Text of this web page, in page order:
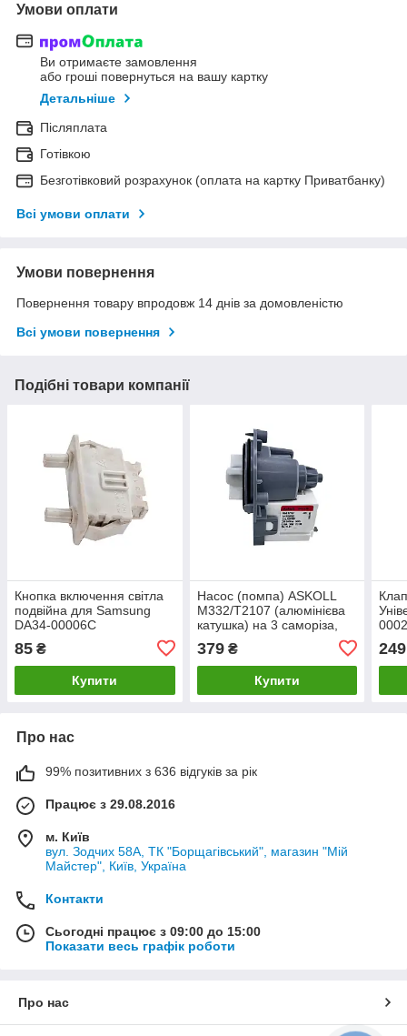
Умови оплати
Ви отримаєте замовлення
або гроші повернуться на вашу картку
Детальніше
Післяплата
Готівкою
Безготівковий розрахунок (оплата на картку Приватбанку)
Всі умови оплати
Умови повернення
Повернення товару впродовж 14 днів за домовленістю
Всі умови повернення
Подібні товари компанії
Кнопка включення світла
подвійна для Samsung
DA34-00006C
85 ₴
Купити
Насос (помпа) ASKOLL
M332/T2107 (алюмінієва
катушка) на 3 саморіза,
379₴
Купити
249
Про нас
99% позитивних з 636 відгуків за рік
Працює з 29.08.2016
м. Київ
вул. Зодчих 58А, ТК "Борщагівський", магазин "Мій
Майстер", Київ, Україна
Контакти
Сьогодні працює з 09:00 до 15:00
Показати весь графік роботи
Про нас